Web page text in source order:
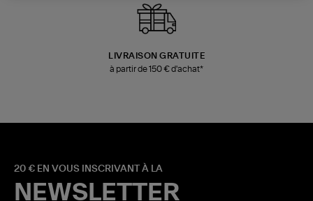
LIVRAISON GRATUITE
à partir de 150 € d'achat*
20 € EN VOUS INSCRIVANT À LA
NEWSLETTER